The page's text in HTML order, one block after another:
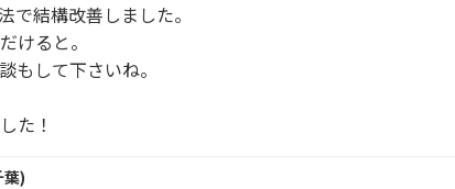
結構改善しました。
けると。
もして下さいね。
た！
葉)